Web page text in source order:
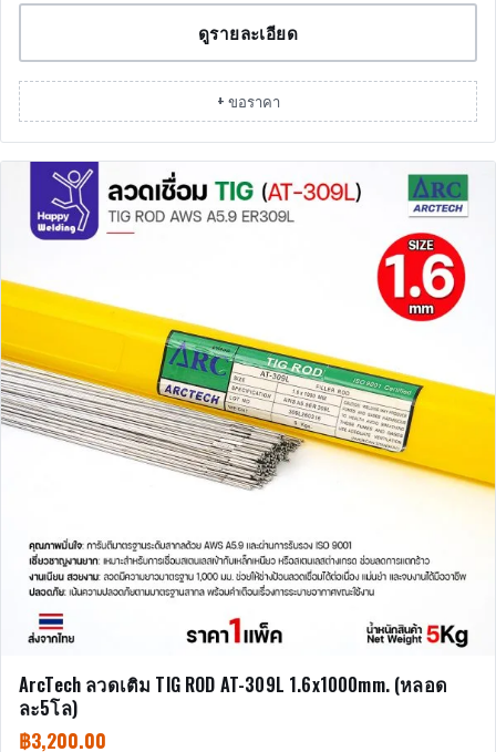
ดูรายละเอียด
+ ขอราคา
ArcTech ลวดเติม TIG ROD AT-309L 1.6x1000mm. (หลอด
ละ5โล)
฿3,200.00